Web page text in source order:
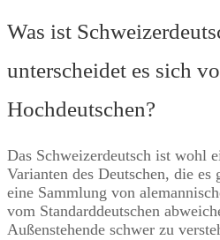
Was ist
unterscheidet es sich
Hochdeutschen?
Das Schweizerdeutsch ist wohl
Varianten des Deutschen, die
eine Sammlung von
vom Standarddeutschen
Außenstehende schwer zu